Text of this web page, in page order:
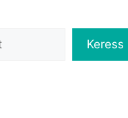
Keress